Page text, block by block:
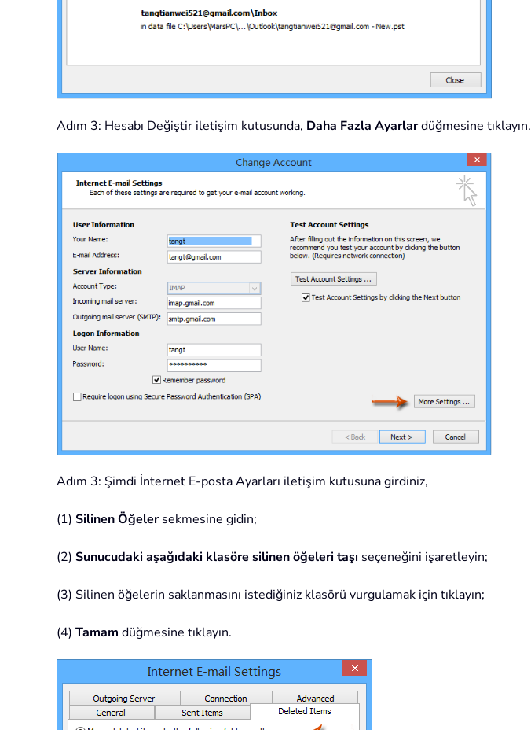
Adım 3: Hesabı Değiştir iletişim kutusunda, Daha Fazla Ayarlardüğmesine tıklayın.
Adım 3: Şimdi İnternet E-posta Ayarları iletişim kutusuna girdiniz,
(1) Silinen Öğelersekmesine gidin;
(2) Sunucudaki aşağıdaki klasöre silinen öğeleri taşı seçeneğini işaretleyin;
(3) Silinen öğelerin saklanmasını istediğiniz klasörü vurgulamak için tıklayın;
(4) Tamam düğmesine tıklayın.